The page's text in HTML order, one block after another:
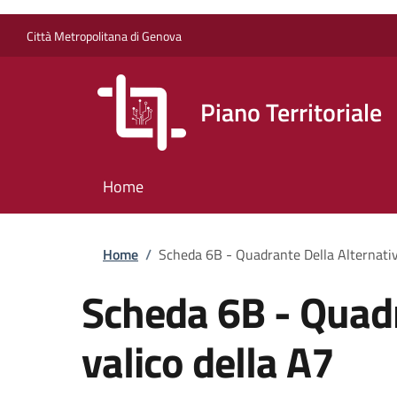
Città Metropolitana di Genova
Piano Territoriale
Home
Briciole di pane
Home / Scheda 6B - Quadrante Della
Scheda 6B -
valico della A7